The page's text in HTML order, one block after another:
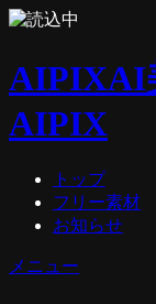
AIPIXAI
AIPIX
トップ
フリー素材
お知らせ
メニュー